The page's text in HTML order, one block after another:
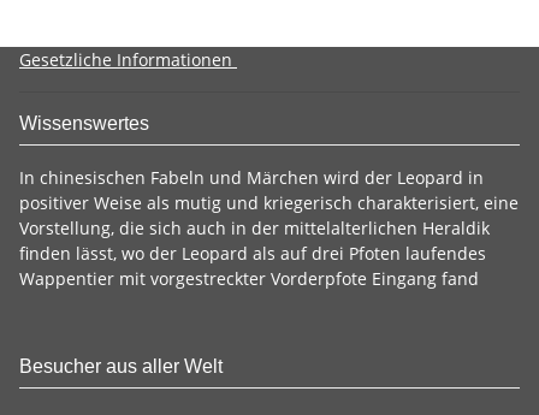
Gesetzliche Informationen
Wissenswertes
In chinesischen Fabeln und Märchen wird der Leopard in
positiver Weise als mutig und kriegerisch charakterisiert, eine
Vorstellung, die sich auch in der mittelalterlichen Heraldik
finden lässt, wo der Leopard als auf drei Pfoten laufendes
Wappentier mit vorgestreckter Vorderpfote Eingang fand
Besucher aus aller Welt